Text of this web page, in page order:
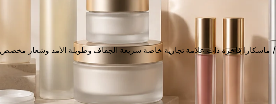
/ ماسكارا فاخرة ذات علامة تجارية خاصة سريعة الجفاف وطويلة الأمد وشعار مخصص